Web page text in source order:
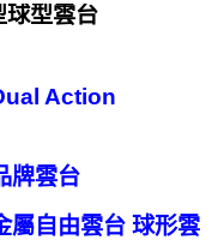
型雲台
Action
牌雲台
屬自由雲台 球形雲